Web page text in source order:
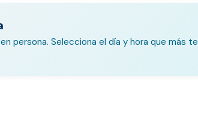
con este Análisis
persona. Selecciona el día y hora que más te